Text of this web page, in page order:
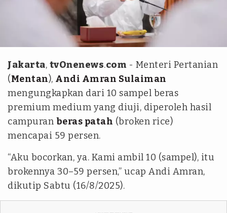
Dok. Kementan
Jakarta, tvOnenews.com - Menteri Pertanian
(Mentan), Andi Amran Sulaiman
mengungkapkan dari 10 sampel beras
premium medium yang diuji, diperoleh hasil
campuran beras patah (broken rice)
mencapai 59 persen.
“Aku bocorkan, ya. Kami ambil 10 (sampel), itu
brokennya 30–59 persen,” ucap Andi Amran,
dikutip Sabtu (16/8/2025).